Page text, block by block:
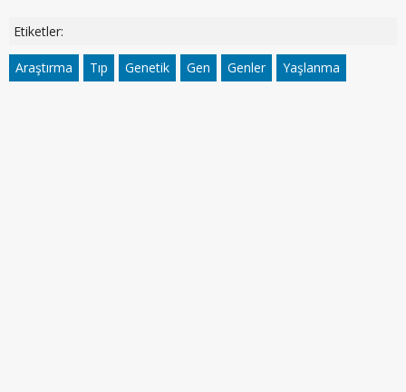
Etiketler:
Araştırma Tıp Genetik Gen Genler Yaşlanma